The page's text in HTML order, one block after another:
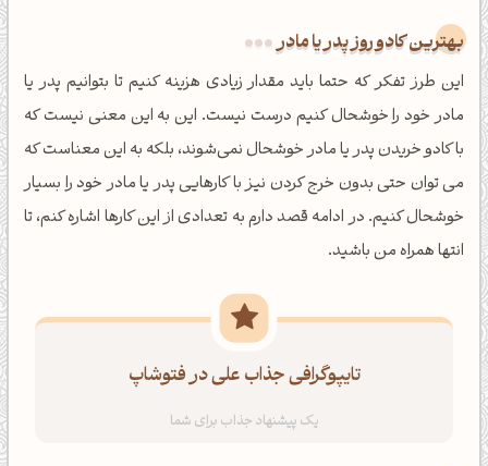
بهترین کادو روز پدر یا مادر
این طرز تفکر که حتما باید مقدار زیادی هزینه کنیم تا بتوانیم پدر یا
مادر خود را خوشحال کنیم درست نیست. این به این معنی نیست که
با کادو خریدن پدر یا مادر خوشحال نمی‌شوند، بلکه به این معناست که
می توان حتی بدون خرج کردن نیز با کارهایی پدر یا مادر خود را بسیار
خوشحال کنیم. در ادامه قصد دارم به تعدادی از این کارها اشاره کنم، تا
انتها همراه من باشید.
تایپوگرافی جذاب علی در فتوشاپ